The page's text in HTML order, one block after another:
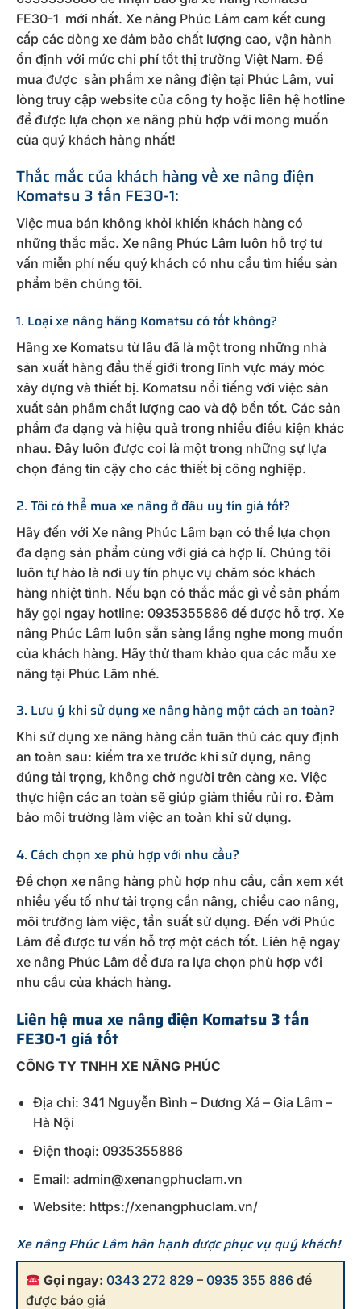
FE30-1 mới nhất. Xe nâng Phúc Lâm cam kết cung
cấp các dòng xe đảm bảo chất lượng cao, vận hành
ổn định với mức chi phí tốt thị trường Việt Nam. Để
mua được sản phẩm xe nâng điện tại Phúc Lâm, vui
lòng truy cập website của công ty hoặc liên hệ hotline
để được lựa chọn xe nâng phù hợp với mong muốn
của quý khách hàng nhất!
Thắc mắc của khách hàng về xe nâng điện
Komatsu 3 tấn FE30-1:
Việc mua bán không khỏi khiến khách hàng có
những thắc mắc. Xe nâng Phúc Lâm luôn hỗ trợ tư
vấn miễn phí nếu quý khách có nhu cầu tìm hiểu sản
phẩm bên chúng tôi.
1. Loại xe nâng hãng Komatsu có tốt không?
Hãng xe Komatsu từ lâu đã là một trong những nhà
sản xuất hàng đầu thế giới trong lĩnh vực máy móc
xây dựng và thiết bị. Komatsu nổi tiếng với việc sản
xuất sản phẩm chất lượng cao và độ bền tốt. Các sản
phẩm đa dạng và hiệu quả trong nhiều điều kiện khác
nhau. Đây luôn được coi là một trong những sự lựa
chọn đáng tin cậy cho các thiết bị công nghiệp.
2. Tôi có thể mua xe nâng ở đâu uy tín giá tốt?
Hãy đến với Xe nâng Phúc Lâm bạn có thể lựa chọn
đa dạng sản phẩm cùng với giá cả hợp lí. Chúng tôi
luôn tự hào là nơi uy tín phục vụ chăm sóc khách
hàng nhiệt tình. Nếu bạn có thắc mắc gì về sản phẩm
hãy gọi ngay hotline: 0935355886 để được hỗ trợ. Xe
nâng Phúc Lâm luôn sẵn sàng lắng nghe mong muốn
của khách hàng. Hãy thử tham khảo qua các mẫu xe
nâng tại Phúc Lâm nhé.
3. Lưu ý khi sử dụng xe nâng hàng một cách an toàn?
Khi sử dụng xe nâng hàng cần tuân thủ các quy định
an toàn sau: kiểm tra xe trước khi sử dụng, nâng
đúng tải trọng, không chở người trên càng xe. Việc
thực hiện các an toàn sẽ giúp giảm thiểu rủi ro. Đảm
bảo môi trường làm việc an toàn khi sử dụng.
4. Cách chọn xe phù hợp với nhu cầu?
Để chọn xe nâng hàng phù hợp nhu cầu, cần xem xét
nhiều yếu tố như tải trọng cần nâng, chiều cao nâng,
môi trường làm việc, tần suất sử dụng. Đến với Phúc
Lâm để được tư vấn hỗ trợ một cách tốt. Liên hệ ngay
xe nâng Phúc Lâm để đưa ra lựa chọn phù hợp với
nhu cầu của khách hàng.
Liên hệ mua xe nâng điện Komatsu 3 tấn
FE30-1 giá tốt
CÔNG TY TNHH XE NÂNG PHÚC
Địa chỉ: 341 Nguyễn Bình – Dương Xá – Gia Lâm –
Hà Nội
Điện thoại: 0935355886
Email: admin@xenangphuclam.vn
Website: https://xenangphuclam.vn/
Xe nâng Phúc Lâm hân hạnh được phục vụ quý khách!
Gọi ngay: 0343 272 829 –0935 355 886 để
được báo giá